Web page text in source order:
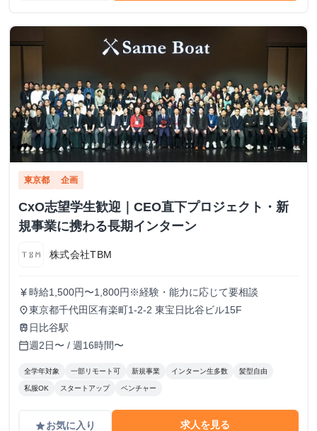
東京都 企画
CxO志望学生歓迎｜CEO直下プロジェクト・新
規事業に携わる長期インターン
株式会社TBM
currency_yen 時給1,500円〜1,800円※経験・能力に応じて要相談
place東京都千代田区有楽町1-2-2 東宝日比谷ビル15F
train 日比谷駅
calendar_today週2日〜 / 週16時間〜
全学年対象 一部リモート可 新規事業 インターン生多数 髪型自由
私服OK スタートアップ ベンチャー
gradeお気に入り 求人を見る